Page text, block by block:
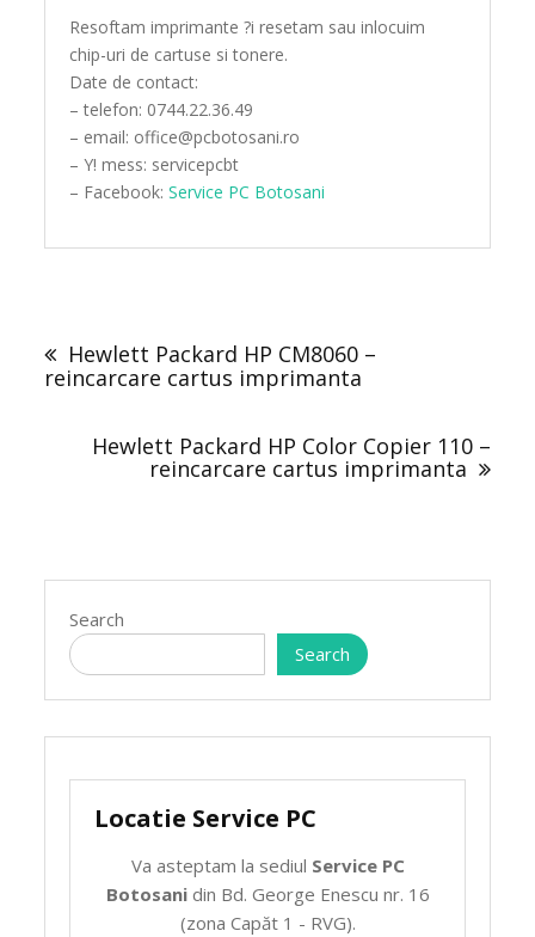
Resoftam imprimante ?i resetam sau inlocuim
chip-uri de cartuse si tonere.
Date de contact:
– telefon: 0744.22.36.49
– email: office@pcbotosani.ro
– Y! mess: servicepcbt
– Facebook:Service PC Botosani
navigation
Hewlett Packard HP CM8060 –
reincarcare cartus imprimanta
Hewlett Packard HP Color Copier 110 –
reincarcare cartus imprimanta
Search
Search
Locatie Service PC
Va asteptam la sediul Service PC
Botosanidin Bd. George Enescu nr. 16
(zona Capăt 1 - RVG).